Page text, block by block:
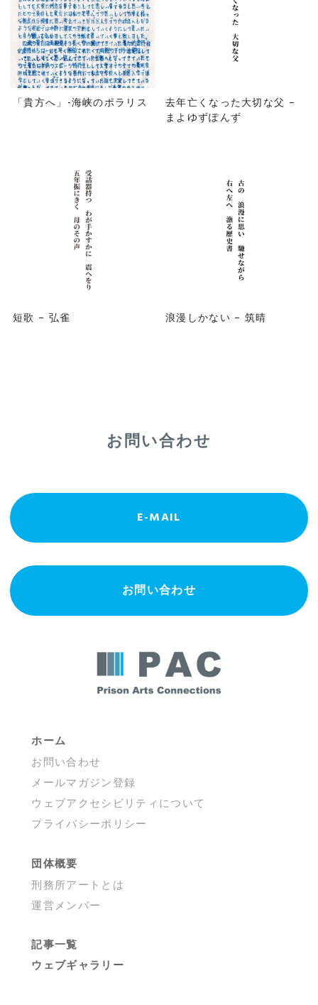
「貴方へ」-海峡のポラリス
去年亡くなった大切な父 –
まよゆずぽんず
短歌 – 弘雀 浪漫しかない – 筑晴
お問い合わせ
E-MAIL
お問い合わせ
ホーム
お問い合わせ
メールマガジン登録
ウェブアクセシビリティについて
プライバシーポリシー
団体概要
刑務所アートとは
運営メンバー
記事一覧
ウェブギャラリー